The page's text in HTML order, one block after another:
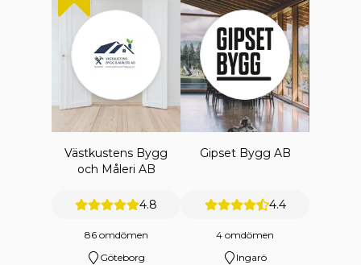
Västkustens Bygg
och Måleri AB
4.8
86 omdömen
Göteborg
Gipset Bygg AB
4.4
4 omdömen
Ingarö